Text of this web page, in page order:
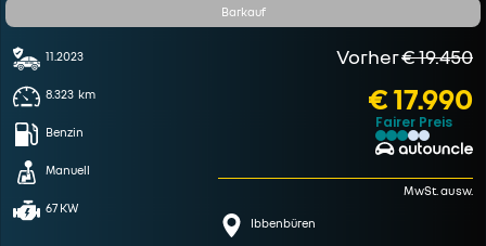
Barkauf
11.2023
8.323 km
Benzin
Manuell
67 KW
Vorher€ 19.450
€ 17.990
Fairer Preis
MwSt. ausw.
Ibbenbüren